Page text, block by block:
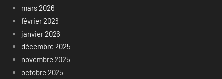
mars 2026
février 2026
janvier 2026
décembre 2025
novembre 2025
octobre 2025